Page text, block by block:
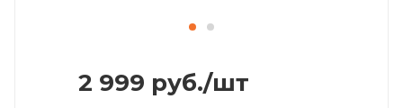
2 999 руб./шт